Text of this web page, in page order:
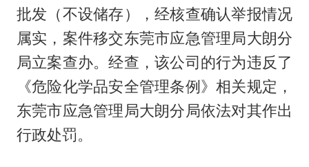
批发（不设储存），经核查确认举报情况
属实，案件移交东莞市应急管理局大朗分
局立案查办。经查，该公司的行为违反了
《危险化学品安全管理条例》相关规定，
东莞市应急管理局大朗分局依法对其作出
行政处罚。